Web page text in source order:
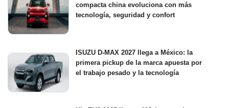
compacta china evoluciona con más
tecnología, seguridad y confort
ISUZU D-MAX 2027 llega a México: la
primera pickup de la marca apuesta por
el trabajo pesado y la tecnología